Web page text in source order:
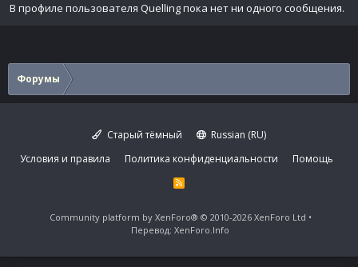
В профиле пользователя Quelling пока нет ни одного сообщения.
Форумы
Старый тёмный
Russian (RU)
Условия и правила
Политика конфиденциальности Помощь
R
Community platform by XenForo® © 2010-2026 XenForo Ltd
Перевод: XenForo.Info